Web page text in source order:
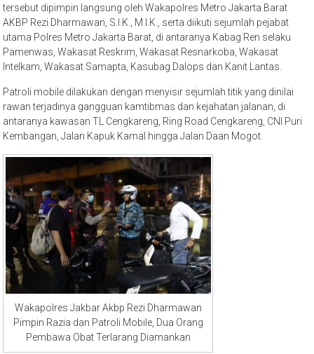
tersebut dipimpin langsung oleh Wakapolres Metro Jakarta Barat
AKBP Rezi Dharmawan, S.I.K., M.I.K., serta diikuti sejumlah pejabat
utama Polres Metro Jakarta Barat, di antaranya Kabag Ren selaku
Pamenwas, Wakasat Reskrim, Wakasat Resnarkoba, Wakasat
Intelkam, Wakasat Samapta, Kasubag Dalops dan Kanit Lantas.
Patroli mobile dilakukan dengan menyisir sejumlah titik yang dinilai
rawan terjadinya gangguan kamtibmas dan kejahatan jalanan, di
antaranya kawasan TL Cengkareng, Ring Road Cengkareng, CNI Puri
Kembangan, Jalan Kapuk Kamal hingga Jalan Daan Mogot.
Wakapolres Jakbar Akbp Rezi Dharmawan
Pimpin Razia dan Patroli Mobile, Dua Orang
Pembawa Obat Terlarang Diamankan